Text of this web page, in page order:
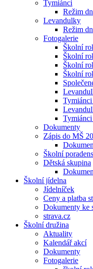
Tymiánci
Režim
Levandulky
Režim
Fotogalerie
Školní
Školní
Školní
Školní
Tymiánci
Dokumenty
Zápis do MŠ
Školní
Dětská skupina
Školní jídelna
Jídelníček
Ceny a platba
Dokumenty ke
strava.cz
Školní družina
Aktuality
Kalendář akcí
Dokumenty
Fotogalerie